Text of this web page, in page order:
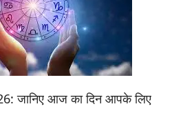
जानिए आज का दिन आपके लिए